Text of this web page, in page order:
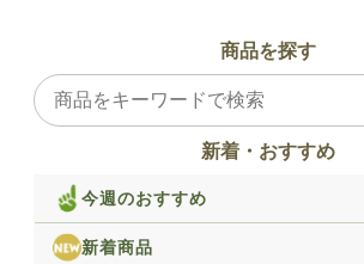
商品を探す
新着・おすすめ
今週のおすすめ
新着商品